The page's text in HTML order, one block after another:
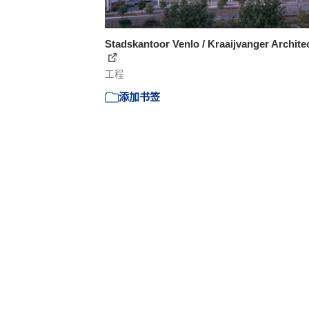
Stadskantoor Venlo / Kraaijvanger
工程
添加书签